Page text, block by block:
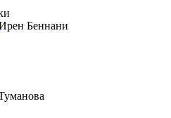
Беннани